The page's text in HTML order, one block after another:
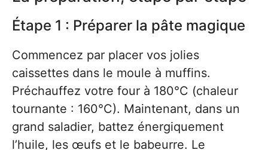
Étape 1 : Préparer la pâte magique
Commencez par placer vos jolies
caissettes dans le moule à muffins.
Préchauffez votre four à 180°C (chaleur
tournante : 160°C). Maintenant, dans un
grand saladier, battez énergiquement
l’huile, les œufs et le babeurre. Le